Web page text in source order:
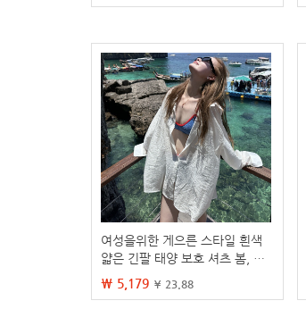
여성을위한 게으른 스타일 흰색
얇은 긴팔 태양 보호 셔츠 봄, 여
름 다목적 카디건 셔츠 재킷 루즈
캐주얼 탑
₩ 5,179 ¥ 23.88